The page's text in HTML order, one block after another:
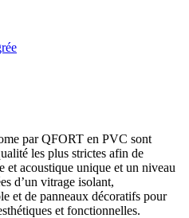
par QFORT en PVC sont
les plus strictes afin de
et acoustique unique et un niveau
d’un vitrage isolant,
et de panneaux décoratifs pour
et fonctionnelles.